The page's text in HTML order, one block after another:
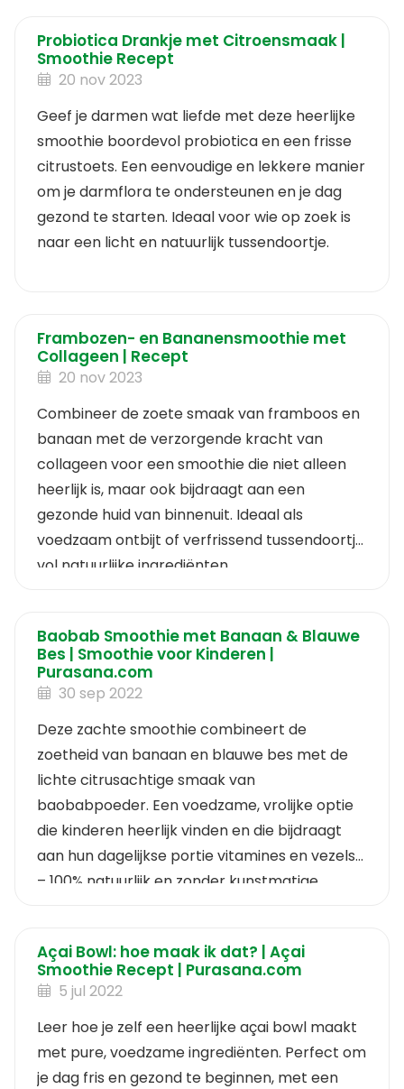
Probiotica Drankje met Citroensmaak |
Smoothie Recept
20 nov 2023
Geef je darmen wat liefde met deze heerlijke
smoothie boordevol probiotica en een frisse
citrustoets. Een eenvoudige en lekkere manier
om je darmflora te ondersteunen en je dag
gezond te starten. Ideaal voor wie op zoek is
naar een licht en natuurlijk tussendoortje.
Frambozen- en Bananensmoothie met
Collageen | Recept
20 nov 2023
Combineer de zoete smaak van framboos en
banaan met de verzorgende kracht van
collageen voor een smoothie die niet alleen
heerlijk is, maar ook bijdraagt aan een
gezonde huid van binnenuit. Ideaal als
voedzaam ontbijt of verfrissend tussendoortje
vol natuurlijke ingrediënten.
Baobab Smoothie met Banaan & Blauwe
Bes | Smoothie voor Kinderen |
Purasana.com
30 sep 2022
Deze zachte smoothie combineert de
zoetheid van banaan en blauwe bes met de
lichte citrusachtige smaak van
baobabpoeder. Een voedzame, vrolijke optie
die kinderen heerlijk vinden en die bijdraagt
aan hun dagelijkse portie vitamines en vezels
– 100% natuurlijk en zonder kunstmatige
Açai Bowl: hoe maak ik dat? | Açai
Smoothie Recept | Purasana.com
5 jul 2022
Leer hoe je zelf een heerlijke açai bowl maakt
met pure, voedzame ingrediënten. Perfect om
je dag fris en gezond te beginnen, met een